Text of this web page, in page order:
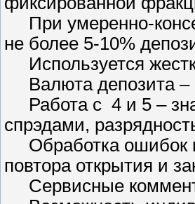
При умеренно-
не более 5-10%
Используется
Валюта депозита –
Работа с 4 и 5 –
спрэдами,
Обработка ошибок
повтора открытия и
Сервисные